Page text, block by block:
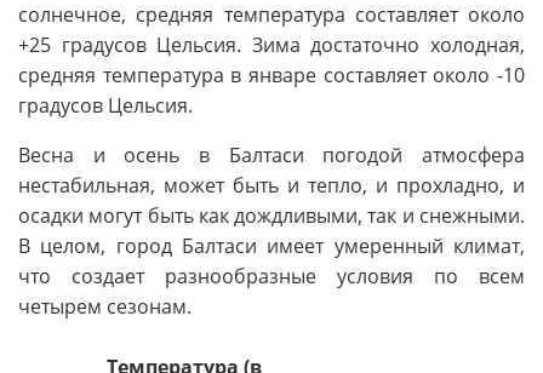
солнечное, средняя температура составляет около
+25 градусов Цельсия. Зима достаточно холодная,
средняя температура в январе составляет около -10
градусов Цельсия.
Весна и осень в Балтаси погодой атмосфера
нестабильная, может быть и тепло, и прохладно, и
осадки могут быть как дождливыми, так и снежными.
В целом, город Балтаси имеет умеренный климат,
что создает разнообразные условия по всем
четырем сезонам.
Температура (в